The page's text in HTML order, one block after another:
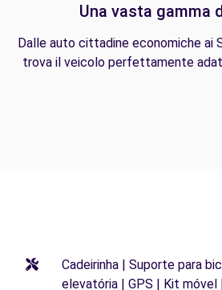
Una vasta gamma
Dalle auto cittadine economiche ai
trova il veicolo perfettamente
Cadeirinha | Suporte para
elevatória | GPS | Kit móvel